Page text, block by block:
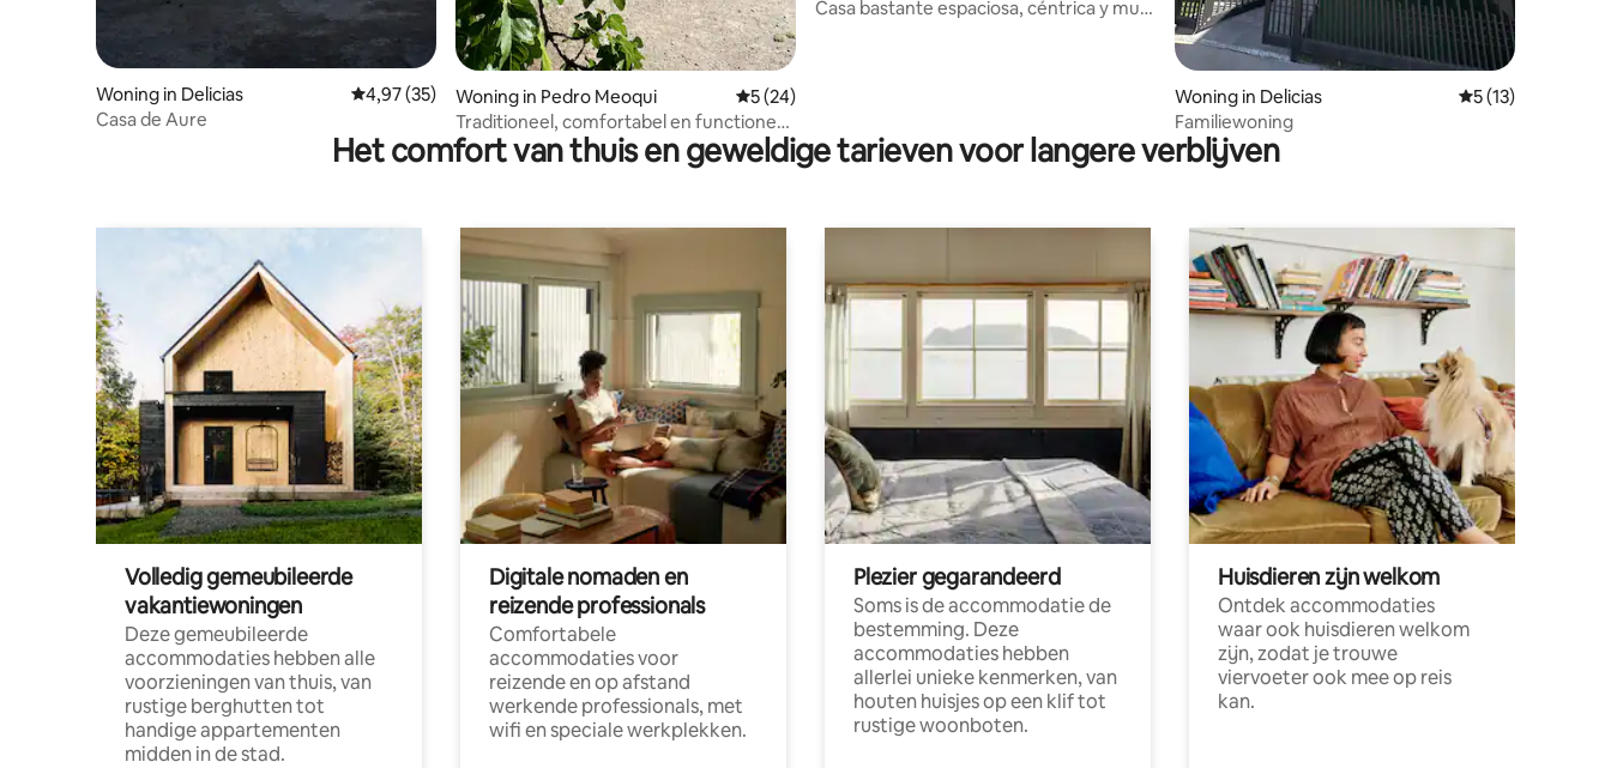
Woning in Delicias Gemiddelde beoordeling van 4,97 op 5, 35 recensies
4,97 (35)
Casa de Aure
Woning in Pedro Meoqui Gemiddelde beoordeling van 5 op 5, 24 recensies
5 (24)
Traditioneel, comfortabel en functioneel
huis
Casa bastante espaciosa, céntrica y muy
Woning in Delicias Gemiddelde
5 (13)
Familiewoning
Het comfort van thuis en geweldige tarieven voor langere verblijven
Volledig gemeubileerde
vakantiewoningen
Deze gemeubileerde
accommodaties hebben alle
voorzieningen van thuis, van
rustige berghutten tot
handige appartementen
midden in de stad.
Digitale nomaden en
reizende professionals
Comfortabele
accommodaties voor
reizende en op afstand
werkende professionals, met
wifi en speciale werkplekken.
Plezier gegarandeerd
Soms is de accommodatie de
bestemming. Deze
accommodaties hebben
allerlei unieke kenmerken, van
houten huisjes op een klif tot
rustige woonboten.
Huisdieren zijn welkom
Ontdek accommodaties
waar ook huisdieren welkom
zijn, zodat je trouwe
viervoeter ook mee op reis
kan.